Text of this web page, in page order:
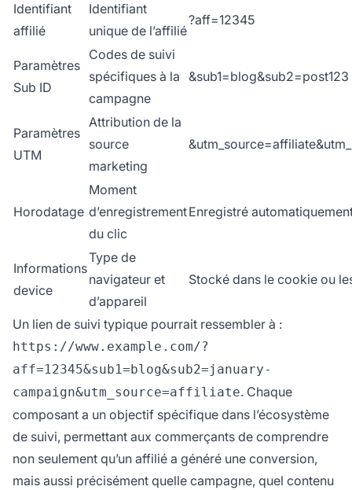
Identifiant
affilié
Identifiant
unique de l’affilié
?aff=12345
Paramètres
Sub ID
Codes de suivi
spécifiques à la
campagne
&sub1=blog&sub2=post123
Paramètres
UTM
Attribution de la
source
marketing
Horodatage
Moment
d’enregistrement
du clic
Enregistré
Informations
device
Type de
navigateur et
d’appareil
Stocké dans le cookie ou
Un lien de suivi typique pourrait ressembler à :
https://www.example.com/?
aff=12345&sub1=blog&sub2=january-
campaign&utm_source=affiliate. Chaque
composant a un objectif spécifique dans l’écosystème
de suivi, permettant aux commerçants de comprendre
non seulement qu’un affilié a généré une conversion,
mais aussi précisément quelle campagne, quel contenu